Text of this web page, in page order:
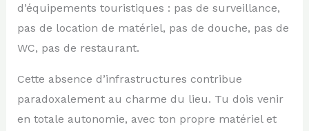
d’équipements touristiques : pas de surveillance,
pas de location de matériel, pas de douche, pas de
WC, pas de restaurant.
Cette absence d’infrastructures contribue
paradoxalement au charme du lieu. Tu dois venir
en totale autonomie, avec ton propre matériel et